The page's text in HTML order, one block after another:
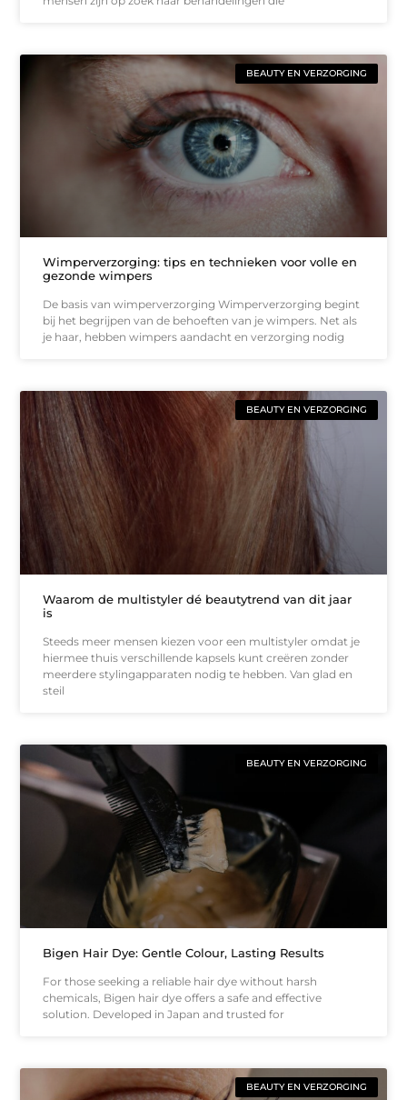
BEAUTY EN VERZORGING
Wimperverzorging: tips en technieken voor volle en
gezonde wimpers
De basis van wimperverzorging Wimperverzorging begint
bij het begrijpen van de behoeften van je wimpers. Net als
je haar, hebben wimpers aandacht en verzorging nodig
BEAUTY EN VERZORGING
Waarom de multistyler dé beautytrend van dit jaar
is
Steeds meer mensen kiezen voor een multistyler omdat je
hiermee thuis verschillende kapsels kunt creëren zonder
meerdere stylingapparaten nodig te hebben. Van glad en
steil
BEAUTY EN VERZORGING
Bigen Hair Dye: Gentle Colour, Lasting Results
For those seeking a reliable hair dye without harsh
chemicals, Bigen hair dye offers a safe and effective
solution. Developed in Japan and trusted for
BEAUTY EN VERZORGING